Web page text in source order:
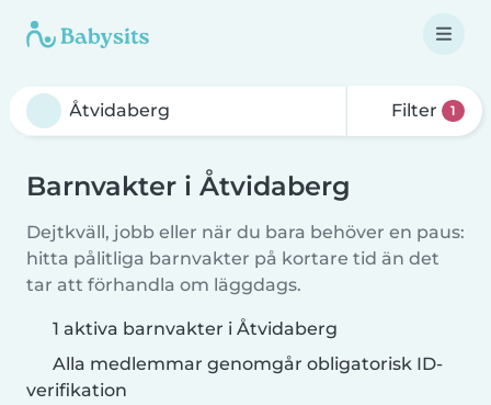
Filter 1
Barnvakter i Åtvidaberg
Dejtkväll, jobb eller när du bara behöver en paus:
hitta pålitliga barnvakter på kortare tid än det
tar att förhandla om läggdags.
1 aktiva barnvakter i Åtvidaberg
Alla medlemmar genomgår obligatorisk ID-
verifikation